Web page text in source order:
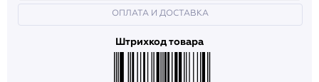
ОПЛАТА И ДОСТАВКА
Штрихкод товара